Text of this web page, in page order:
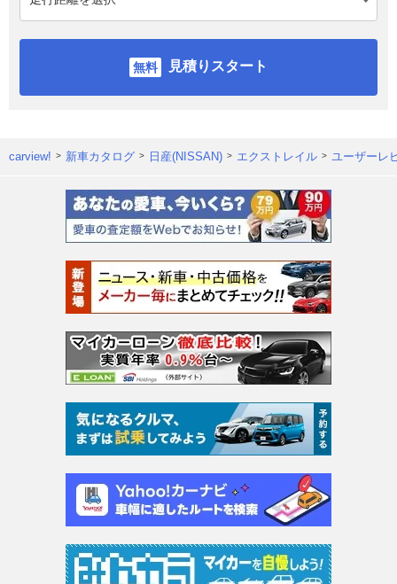
見積りスタート
carview! 新車カタログ 日産(NISSAN) エクストレイル ユーザーレ